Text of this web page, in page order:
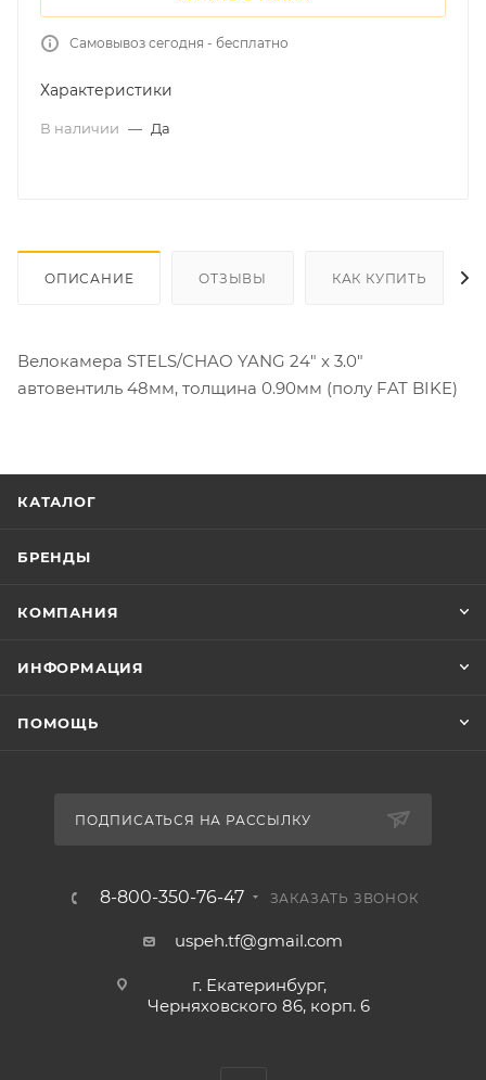
Самовывоз сегодня - бесплатно
Характеристики
В наличии — Да
ОПИСАНИЕ ОТЗЫВЫ КАК КУПИТЬ
Велокамера STELS/CHAO YANG 24" x 3.0"
автовентиль 48мм, толщина 0.90мм (полу FAT BIKE)
КАТАЛОГ
БРЕНДЫ
КОМПАНИЯ
ИНФОРМАЦИЯ
ПОМОЩЬ
ПОДПИСАТЬСЯ НА РАССЫЛКУ
8-800-350-76-47 ЗАКАЗАТЬ ЗВОНОК
uspeh.tf@gmail.com
г. Екатеринбург,
Черняховского 86, корп. 6​